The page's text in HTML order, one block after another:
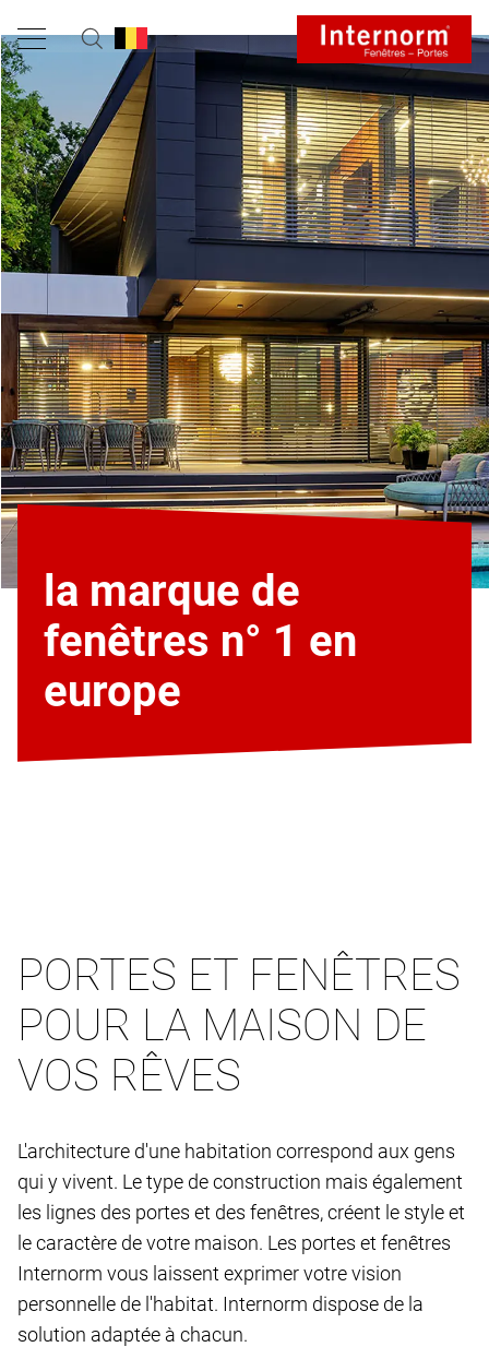
la marque de
fenêtres n° 1 en
europe
PORTES ET FENÊTRES
POUR LA MAISON DE
VOS RÊVES
L'architecture d'une habitation correspond aux gens
qui y vivent. Le type de construction mais également
les lignes des portes et des fenêtres, créent le style et
le caractère de votre maison. Les portes et fenêtres
Internorm vous laissent exprimer votre vision
personnelle de l'habitat. Internorm dispose de la
solution adaptée à chacun.